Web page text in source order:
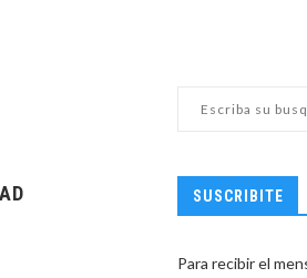
SUSCRIBITE
Para recibir el